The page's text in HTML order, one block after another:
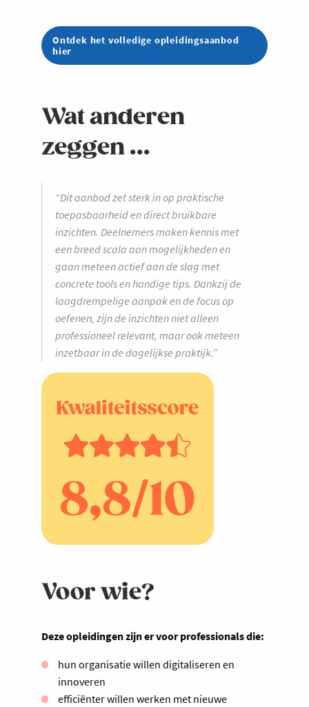
Ontdek het volledige opleidingsaanbod
hier
Wat anderen
zeggen ...
“Dit aanbod zet sterk in op praktische
toepasbaarheid en direct bruikbare
inzichten. Deelnemers maken kennis met
een breed scala aan mogelijkheden en
gaan meteen actief aan de slag met
concrete tools en handige tips. Dankzij de
laagdrempelige aanpak en de focus op
oefenen, zijn de inzichten niet alleen
professioneel relevant, maar ook meteen
inzetbaar in de dagelijkse praktijk.”
Voor wie?
Deze opleidingen zijn er voor professionals die:
hun organisatie willen digitaliseren en
innoveren
efficiënter willen werken met nieuwe